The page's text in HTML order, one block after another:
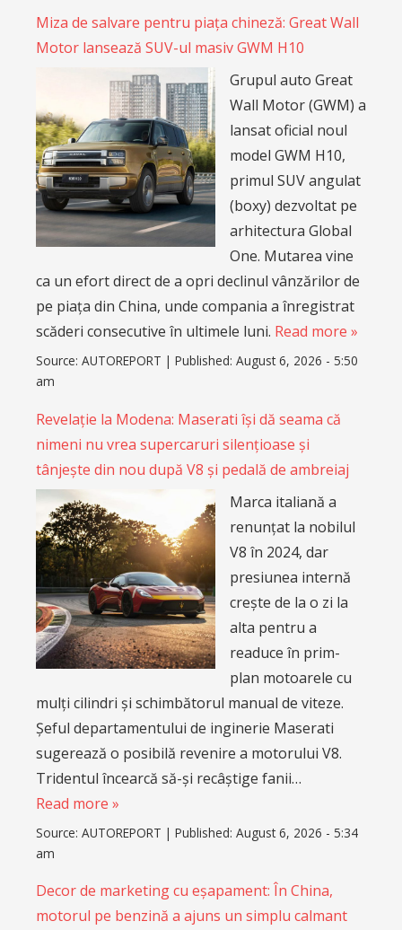
Miza de salvare pentru piața chineză: Great Wall
Motor lansează SUV-ul masiv GWM H10
Grupul auto Great
Wall Motor (GWM) a
lansat oficial noul
model GWM H10,
primul SUV angulat
(boxy) dezvoltat pe
arhitectura Global
One. Mutarea vine
ca un efort direct de a opri declinul vânzărilor de
pe piața din China, unde compania a înregistrat
scăderi consecutive în ultimele luni. Read more »
Source: AUTOREPORT | Published: August 6, 2026 - 5:50
am
Revelație la Modena: Maserati își dă seama că
nimeni nu vrea supercaruri silențioase și
tânjește din nou după V8 și pedală de ambreiaj
Marca italiană a
renunțat la nobilul
V8 în 2024, dar
presiunea internă
crește de la o zi la
alta pentru a
readuce în prim-
plan motoarele cu
mulți cilindri și schimbătorul manual de viteze.
Șeful departamentului de inginerie Maserati
sugerează o posibilă revenire a motorului V8.
Tridentul încearcă să-și recâștige fanii…
Read more »
Source: AUTOREPORT | Published: August 6, 2026 - 5:34
am
Decor de marketing cu eșapament: În China,
motorul pe benzină a ajuns un simplu calmant